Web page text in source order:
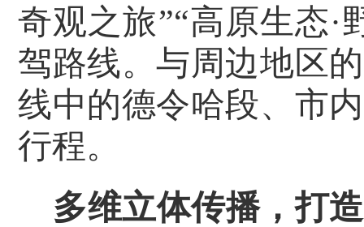
奇观之旅”“高原生态·
驾路线。与周边地区
线中的德令哈段、市
行程。
多维立体传播，打